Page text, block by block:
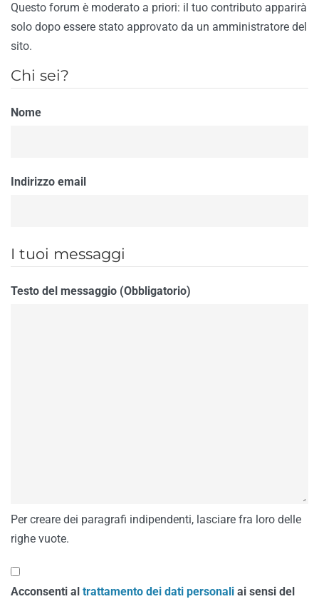
Questo forum è moderato a priori: il tuo contributo apparirà
solo dopo essere stato approvato da un amministratore del
sito.
Chi sei?
Nome
Indirizzo email
I tuoi messaggi
Testo del messaggio (Obbligatorio)
Per creare dei paragrafi indipendenti, lasciare fra loro delle
righe vuote.
Acconsenti al trattamento dei dati personali ai sensi del